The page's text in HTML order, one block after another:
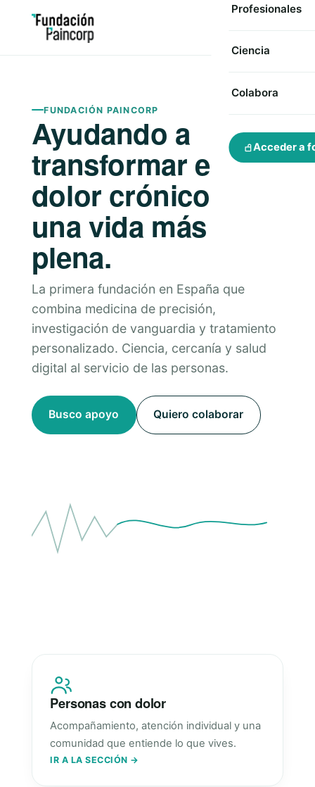
Profesionales
Ciencia
Colabora
Acceder a
FUNDACIÓN PAINCORP
Ayudando a
transformar el
dolor crónico en
una vida más
plena.
La primera fundación en España que
combina medicina de precisión,
investigación de vanguardia y tratamiento
personalizado. Ciencia, cercanía y salud
digital al servicio de las personas.
Busco apoyo Quiero colaborar
Personas con dolor
Acompañamiento, atención individual y una
comunidad que entiende lo que vives.
IR A LA SECCIÓN →